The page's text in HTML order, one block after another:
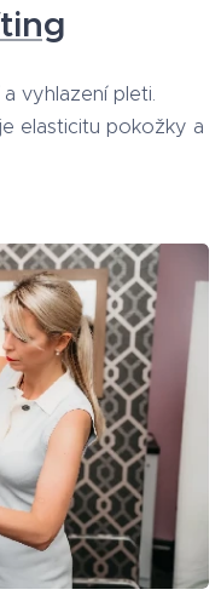
vyhlazení pleti.
elasticitu pokožky a